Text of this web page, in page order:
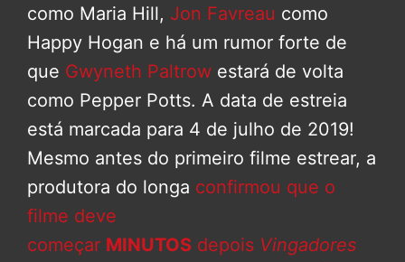
como Maria Hill, Jon Favreau como
Happy Hogan e há um rumor forte de
que Gwyneth Paltrow estará de volta
como Pepper Potts. A data de estreia
está marcada para 4 de julho de 2019!
Mesmo antes do primeiro filme estrear, a
produtora do longa confirmou que o
filme deve
começar MINUTOS depois Vingadores